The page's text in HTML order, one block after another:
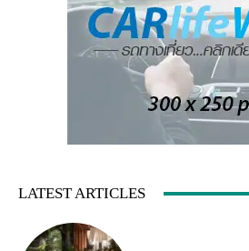
LATEST ARTICLES